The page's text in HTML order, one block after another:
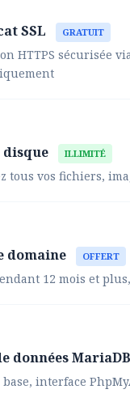
SSL GRATUIT
HTTPS sécurisée
disque ILLIMITÉ
tous vos fichiers,
domaine OFFERT
12 mois et
données MariaDB
base, interface